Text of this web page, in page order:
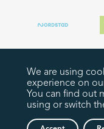
Plan du site
We are using
experience on
You can find out
using or switch